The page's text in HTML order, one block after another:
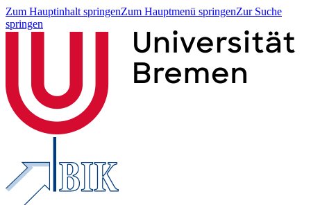
Zum Hauptinhalt springenZum Hauptmenü springenZur Suche
springen